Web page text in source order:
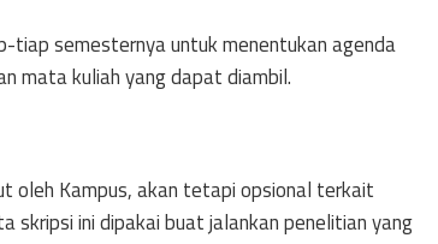
tiap semesternya untuk menentukan agenda
mata kuliah yang dapat diambil.
oleh Kampus, akan tetapi opsional terkait
skripsi ini dipakai buat jalankan penelitian yang